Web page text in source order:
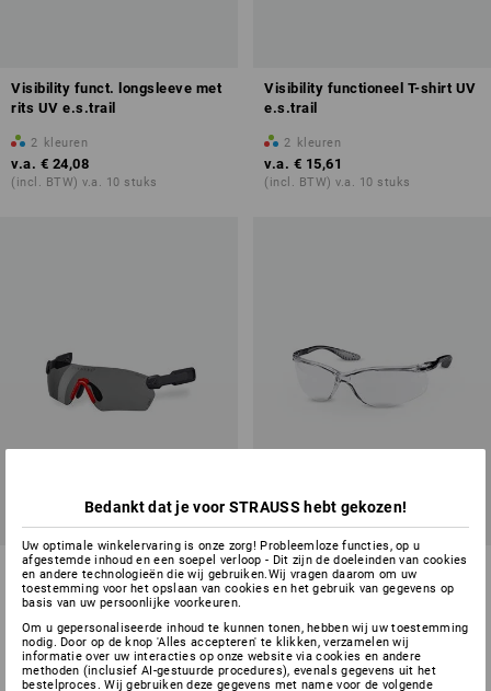
Visibility funct. longsleeve met
rits UV e.s.trail
2 kleuren
v.a. € 24,08
(incl. BTW) v.a. 10 stuks
Visibility functioneel T-shirt UV
e.s.trail
2 kleuren
v.a. € 15,61
(incl. BTW) v.a. 10 stuks
e.s. Veiligheidsbril Protos®
Integral
v.a. € 38,60
(incl. BTW) v.a. 10 stuks
e.s. Veiligheidsbril Soho
kleur
v.a. € 13,19
(incl. BTW) v.a. 10 stuks
Bedankt dat je voor STRAUSS hebt gekozen!
Uw optimale winkelervaring is onze zorg! Probleemloze functies, op u
afgestemde inhoud en een soepel verloop - Dit zijn de doeleinden van cookies
en andere technologieën die wij gebruiken.Wij vragen daarom om uw
toestemming voor het opslaan van cookies en het gebruik van gegevens op
basis van uw persoonlijke voorkeuren.
Om u gepersonaliseerde inhoud te kunnen tonen, hebben wij uw toestemming
nodig. Door op de knop 'Alles accepteren' te klikken, verzamelen wij
informatie over uw interacties op onze website via cookies en andere
methoden (inclusief AI-gestuurde procedures), evenals gegevens uit het
bestelproces. Wij gebruiken deze gegevens met name voor de volgende